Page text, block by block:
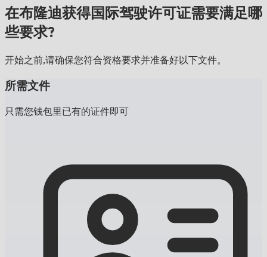
在布隆迪获得国际驾驶许可证需要满足哪
些要求?
开始之前,请确保您符合资格要求并准备好以下文件。
所需文件
只需您钱包里已有的证件即可